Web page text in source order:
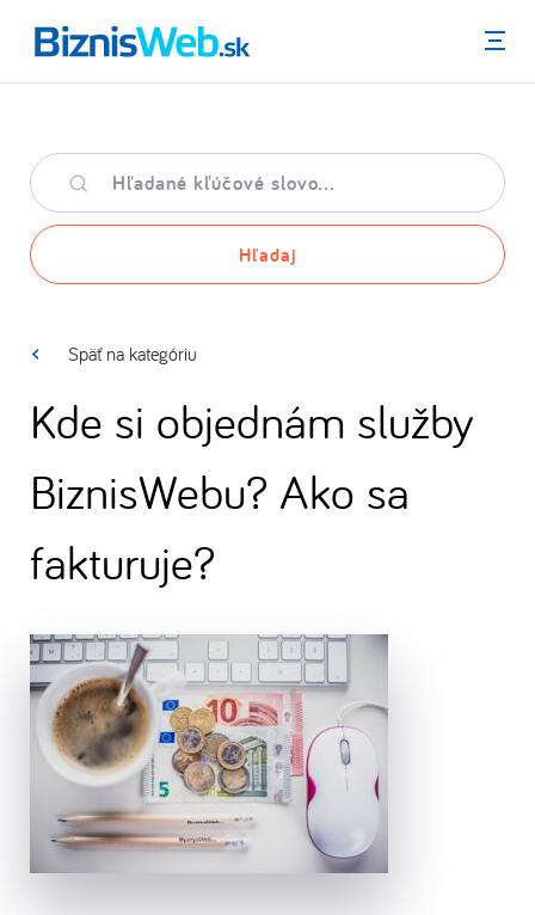
Menu
Hľadané
kľúčové
slovo
Hľadaj
Späť na kategóriu
Kde si objednám služby
BiznisWebu? Ako sa
fakturuje?